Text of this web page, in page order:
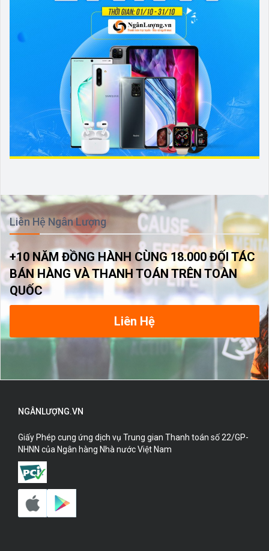
Liên Hệ Ngân Lượng
+10 NĂM ĐỒNG HÀNH CÙNG 18.000 ĐỐI TÁC
BÁN HÀNG VÀ THANH TOÁN TRÊN TOÀN
QUỐC
Liên Hệ
NGÂNLƯỢNG.VN
Giấy Phép cung ứng dịch vụ Trung gian Thanh toán số 22/GP-
NHNN của Ngân hàng Nhà nước Việt Nam